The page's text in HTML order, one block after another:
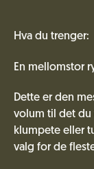
Hva du trenger:
En mellomstor
Dette er den
volum til det du
klumpete eller
valg for de